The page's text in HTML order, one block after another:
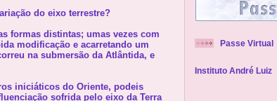
do eixo terrestre?
formas distintas; umas vezes com
modificação e acarretando um
na submersão da Atlântida, e
iniciáticos do Oriente, podeis
sofrida pelo eixo da Terra
Passe Virtual
Instituto André Luiz